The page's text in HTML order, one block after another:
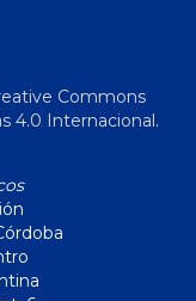
Commons
4.0 Internacional.